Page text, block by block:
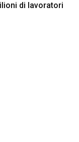
di lavoratori